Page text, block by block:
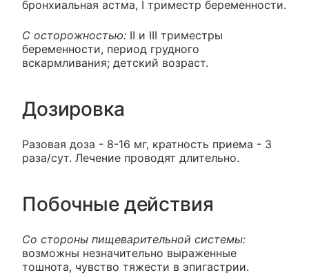
бронхиальная астма, I триместр беременности.
С осторожностью: II и III триместры
беременности, период грудного
вскармливания; детский возраст.
Дозировка
Разовая доза - 8-16 мг, кратность приема - 3
раза/сут. Лечение проводят длительно.
Побочные действия
Со стороны пищеварительной системы:
возможны незначительно выраженные
тошнота, чувство тяжести в эпигастрии.